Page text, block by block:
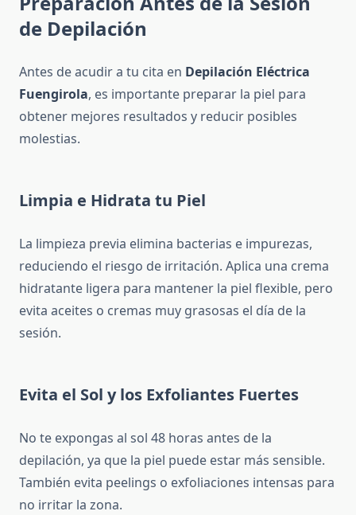
de Depilación
Antes de acudir a tu cita en Depilación Eléctrica
Fuengirola, es importante preparar la piel para
obtener mejores resultados y reducir posibles
molestias.
Limpia e Hidrata tu Piel
La limpieza previa elimina bacterias e impurezas,
reduciendo el riesgo de irritación. Aplica una crema
hidratante ligera para mantener la piel flexible, pero
evita aceites o cremas muy grasosas el día de la
sesión.
Evita el Sol y los Exfoliantes Fuertes
No te expongas al sol 48 horas antes de la
depilación, ya que la piel puede estar más sensible.
También evita peelings o exfoliaciones intensas para
no irritar la zona.